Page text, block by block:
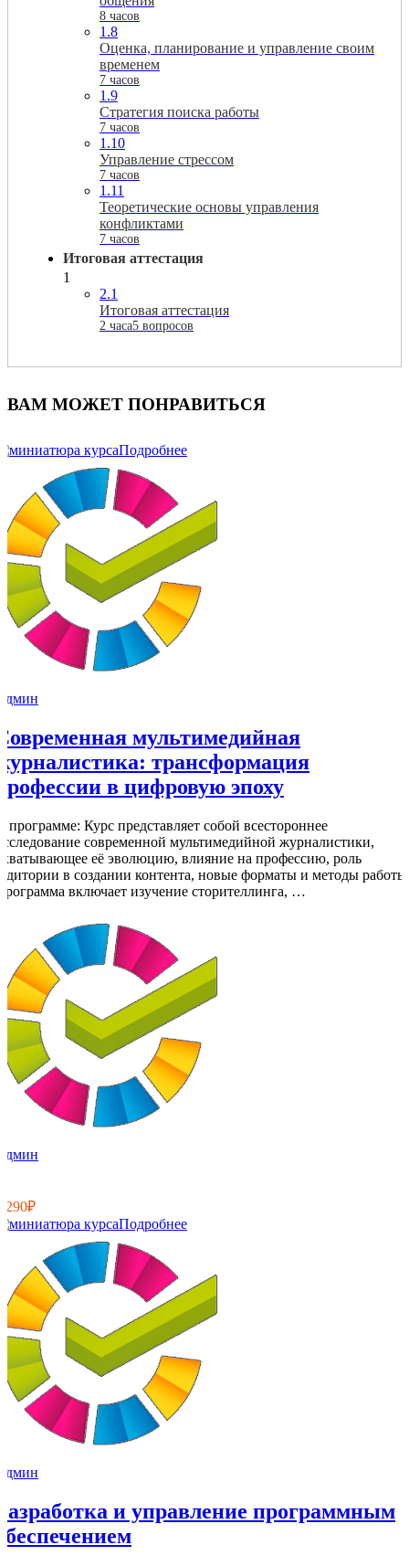
8 часов
1.8
Оценка, планирование и управление своим
временем
7 часов
1.9
Стратегия поиска работы
7 часов
1.10
Управление стрессом
7 часов
1.11
Теоретические основы управления
конфликтами
7 часов
Итоговая аттестация
1
2.1
Итоговая аттестация
2 часа5 вопросов
ВАМ МОЖЕТ ПОНРАВИТЬСЯ
Подробнее
мультимедийная
трансформация
в цифровую эпоху
программе: Курс представляет собой всестороннее
современной мультимедийной журналистики,
её эволюцию, влияние на профессию, роль
в создании контента, новые форматы и методы
включает изучение сторителлинга, …
290₽
Подробнее
и управление программным